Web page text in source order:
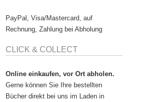
PayPal, Visa/Mastercard, auf
Rechnung, Zahlung bei Abholung
CLICK & COLLECT
Online einkaufen, vor Ort abholen.
Gerne können Sie Ihre bestellten
Bücher direkt bei uns im Laden in